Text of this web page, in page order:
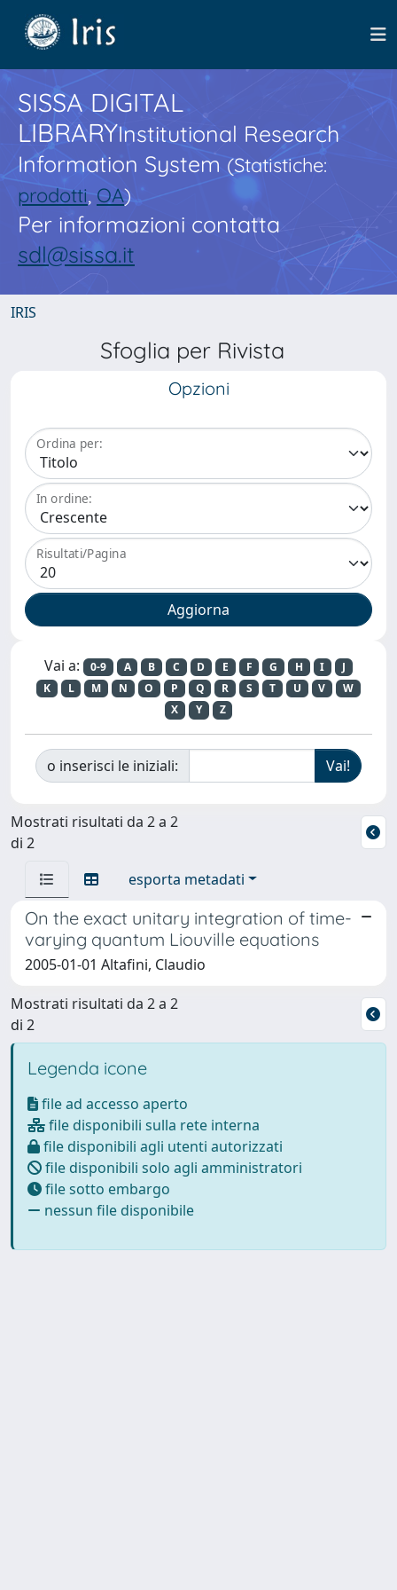
SISSA DIGITAL
LIBRARYInstitutional Research
Information System(Statistiche:
prodotti,OA)
Per informazioni contatta
sdl@sissa.it
IRIS
Sfoglia per Rivista
Opzioni
Ordina per:
In ordine:
Risultati/Pagina
Vai a: 0-9 A B C D E F G H I
J
K
L M N O P Q R S T U V
W
X
Y Z
o inserisci le iniziali:
Mostrati risultati da 2 a 2
di 2
esporta metadati
On the exact unitary integration of time-
varying quantum Liouville equations
2005-01-01 Altafini, Claudio
Mostrati risultati da 2 a 2
di 2
Legenda icone
file ad accesso aperto
file disponibili sulla rete interna
file disponibili agli utenti autorizzati
file disponibili solo agli amministratori
file sotto embargo
nessun file disponibile